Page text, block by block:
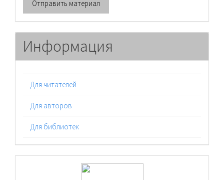
материал
Отправить материал
Информация
Для читателей
Для авторов
Для библиотек